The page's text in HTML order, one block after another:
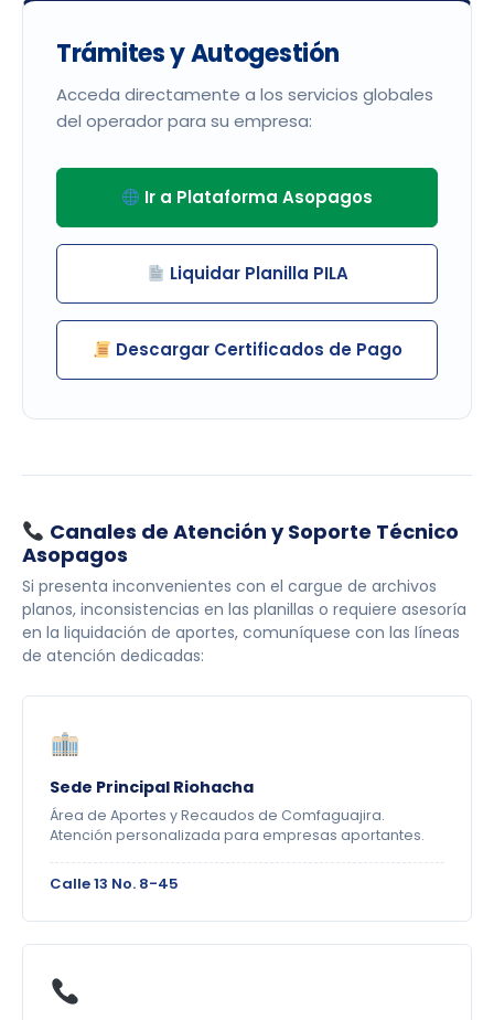
Trámites y Autogestión
Acceda directamente a los servicios globales
del operador para su empresa:
Ir a Plataforma Asopagos
Liquidar Planilla PILA
Descargar Certificados de Pago
Canales de Atención y Soporte Técnico
Asopagos
Si presenta inconvenientes con el cargue de archivos
planos, inconsistencias en las planillas o requiere asesoría
en la liquidación de aportes, comuníquese con las líneas
de atención dedicadas:
Sede Principal Riohacha
Área de Aportes y Recaudos de Comfaguajira.
Atención personalizada para empresas aportantes.
Calle 13 No. 8-45